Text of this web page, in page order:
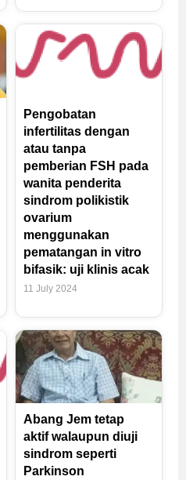
Pengobatan
infertilitas dengan
atau tanpa
pemberian FSH pada
wanita penderita
sindrom polikistik
ovarium
menggunakan
pematangan in vitro
bifasik: uji klinis acak
11 July 2024
Abang Jem tetap
aktif walaupun diuji
sindrom seperti
Parkinson